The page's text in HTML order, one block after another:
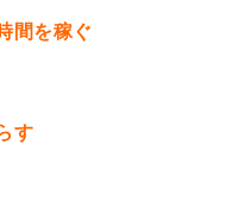
間を稼ぐ
す